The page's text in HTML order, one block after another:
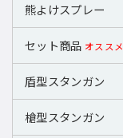
熊よけスプレー
セット商品 オススメ
盾型スタンガン
槍型スタンガン